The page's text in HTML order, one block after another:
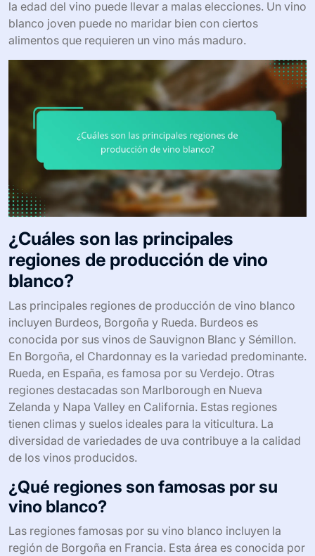
la edad del vino puede llevar a malas elecciones. Un vino
blanco joven puede no maridar bien con ciertos
alimentos que requieren un vino más maduro.
¿Cuáles son las principales
regiones de producción de vino
blanco?
Las principales regiones de producción de vino blanco
incluyen Burdeos, Borgoña y Rueda. Burdeos es
conocida por sus vinos de Sauvignon Blanc y Sémillon.
En Borgoña, el Chardonnay es la variedad predominante.
Rueda, en España, es famosa por su Verdejo. Otras
regiones destacadas son Marlborough en Nueva
Zelanda y Napa Valley en California. Estas regiones
tienen climas y suelos ideales para la viticultura. La
diversidad de variedades de uva contribuye a la calidad
de los vinos producidos.
¿Qué regiones son famosas por su
vino blanco?
Las regiones famosas por su vino blanco incluyen la
región de Borgoña en Francia. Esta área es conocida por